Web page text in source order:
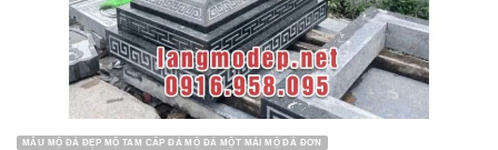
MẪU MỘ ĐÁ ĐẸP MỘ TAM CẤP ĐÁ MỘ ĐÁ MỘT MÁI MỘ ĐÁ ĐƠN